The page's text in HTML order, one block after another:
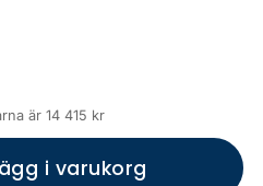
är 14 415 kr
i varukorg